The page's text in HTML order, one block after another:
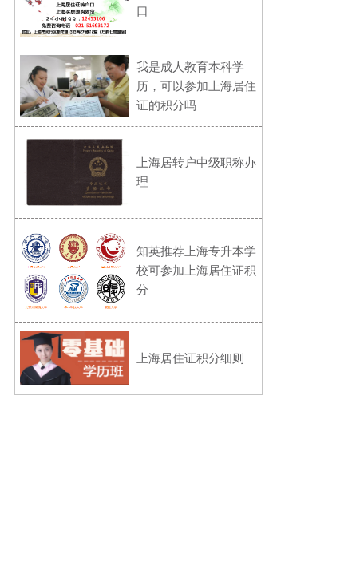
口
我是成人教育本科学
历，可以参加上海居住
证的积分吗
上海居转户中级职称办
理
知英推荐上海专升本学
校可参加上海居住证积
分
上海居住证积分细则